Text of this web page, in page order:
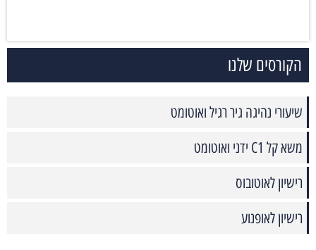
הקורסים שלנו
שיעורי נהיגה גיר רגיל ואוטומט
משא קל C1 ידני ואוטומט
רישיון לאוטובוס
רישיון לאופנוע